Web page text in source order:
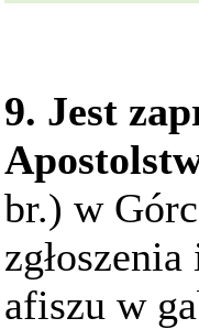
9. Jest
br.) w
afiszu w